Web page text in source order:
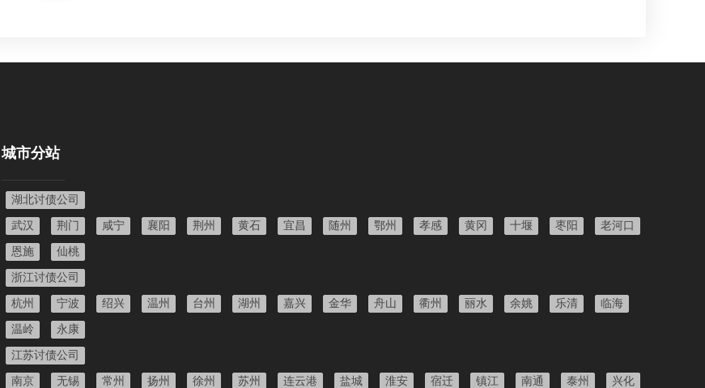
城市分站
湖北讨债公司
武汉 荆门 咸宁 襄阳 荆州 黄石 宜昌 随州 鄂州 孝感 黄冈 十堰 枣阳 老河口
恩施 仙桃
浙江讨债公司
杭州 宁波 绍兴 温州 台州 湖州 嘉兴 金华 舟山 衢州 丽水 余姚 乐清 临海
温岭 永康
江苏讨债公司
南京 无锡 常州 扬州 徐州 苏州 连云港 盐城 淮安 宿迁 镇江 南通 泰州 兴化